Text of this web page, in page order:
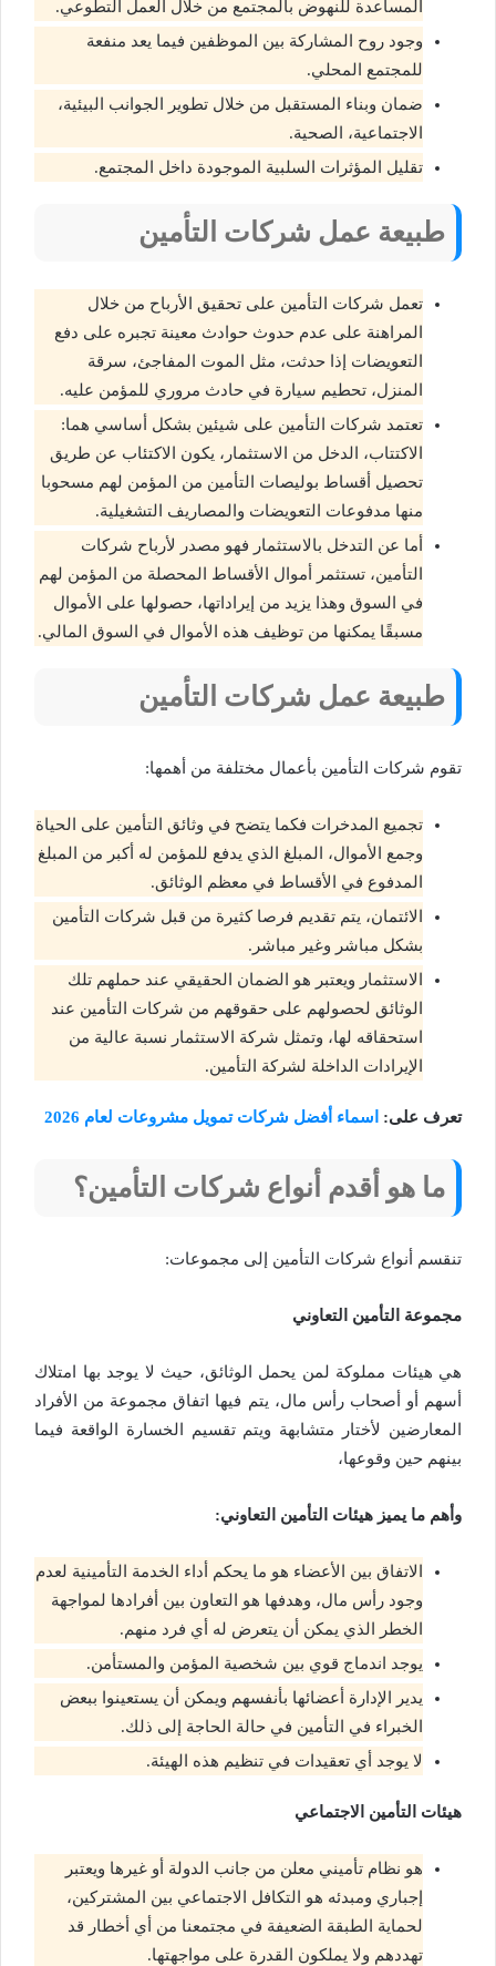
المساعدة للنهوض بالمجتمع من خلال العمل التطوعي.
وجود روح المشاركة بين الموظفين فيما يعد منفعة
للمجتمع المحلي.
ضمان وبناء المستقبل من خلال تطوير الجوانب البيئية،
الاجتماعية، الصحية.
تقليل المؤثرات السلبية الموجودة داخل المجتمع.
طبيعة عمل شركات التأمين
تعمل شركات التأمين على تحقيق الأرباح من خلال
المراهنة على عدم حدوث حوادث معينة تجبره على دفع
التعويضات إذا حدثت، مثل الموت المفاجئ، سرقة
المنزل، تحطيم سيارة في حادث مروري للمؤمن عليه.
تعتمد شركات التأمين على شيئين بشكل أساسي هما:
الاكتتاب، الدخل من الاستثمار، يكون الاكتئاب عن طريق
تحصيل أقساط بوليصات التأمين من المؤمن لهم مسحوبا
منها مدفوعات التعويضات والمصاريف التشغيلية.
أما عن التدخل بالاستثمار فهو مصدر لأرباح شركات
التأمين، تستثمر أموال الأقساط المحصلة من المؤمن لهم
في السوق وهذا يزيد من إيراداتها، حصولها على الأموال
مسبقًا يمكنها من توظيف هذه الأموال في السوق المالي.
طبيعة عمل شركات التأمين
تقوم شركات التأمين بأعمال مختلفة من أهمها:
تجميع المدخرات فكما يتضح في وثائق التأمين على الحياة
وجمع الأموال، المبلغ الذي يدفع للمؤمن له أكبر من المبلغ
المدفوع في الأقساط في معظم الوثائق.
الائتمان، يتم تقديم فرصا كثيرة من قبل شركات التأمين
بشكل مباشر وغير مباشر.
الاستثمار ويعتبر هو الضمان الحقيقي عند حملهم تلك
الوثائق لحصولهم على حقوقهم من شركات التأمين عند
استحقاقه لها، وتمثل شركة الاستثمار نسبة عالية من
الإيرادات الداخلة لشركة التأمين.
تعرف على: اسماء أفضل شركات تمويل مشروعات لعام 2026
ما هو أقدم أنواع شركات التأمين؟
تنقسم أنواع شركات التأمين إلى مجموعات:
مجموعة التأمين التعاوني
هي هيئات مملوكة لمن يحمل الوثائق، حيث لا يوجد بها امتلاك
أسهم أو أصحاب رأس مال، يتم فيها اتفاق مجموعة من الأفراد
المعارضين لأختار متشابهة ويتم تقسيم الخسارة الواقعة فيما
بينهم حين وقوعها،
وأهم ما يميز هيئات التأمين التعاوني:
الاتفاق بين الأعضاء هو ما يحكم أداء الخدمة التأمينية لعدم
وجود رأس مال، وهدفها هو التعاون بين أفرادها لمواجهة
الخطر الذي يمكن أن يتعرض له أي فرد منهم.
يوجد اندماج قوي بين شخصية المؤمن والمستأمن.
يدير الإدارة أعضائها بأنفسهم ويمكن أن يستعينوا ببعض
الخبراء في التأمين في حالة الحاجة إلى ذلك.
لا يوجد أي تعقيدات في تنظيم هذه الهيئة.
هيئات التأمين الاجتماعي
هو نظام تأميني معلن من جانب الدولة أو غيرها ويعتبر
إجباري ومبدئه هو التكافل الاجتماعي بين المشتركين،
لحماية الطبقة الضعيفة في مجتمعنا من أي أخطار قد
تهددهم ولا يملكون القدرة على مواجهتها.